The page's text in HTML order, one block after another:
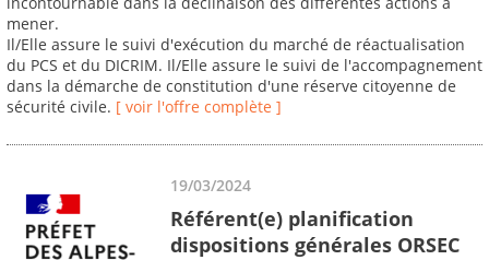
mener.
Il/Elle assure le suivi d'exécution du marché de réactualisation
du PCS et du DICRIM. Il/Elle assure le suivi de l'accompagnement
dans la démarche de constitution d'une réserve citoyenne de
sécurité civile. [ voir l'offre complète ]
19/03/2024
Référent(e) planification
dispositions générales ORSEC